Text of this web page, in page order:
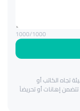
1000/1000
تجاه الكاتب أو
إهانات أو تحريضاً